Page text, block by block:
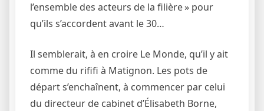
l’ensemble des acteurs de la filière » pour
qu’ils s’accordent avant le 30…
Il semblerait, à en croire Le Monde, qu’il y ait
comme du rififi à Matignon. Les pots de
départ s’enchaînent, à commencer par celui
du directeur de cabinet d’Élisabeth Borne,